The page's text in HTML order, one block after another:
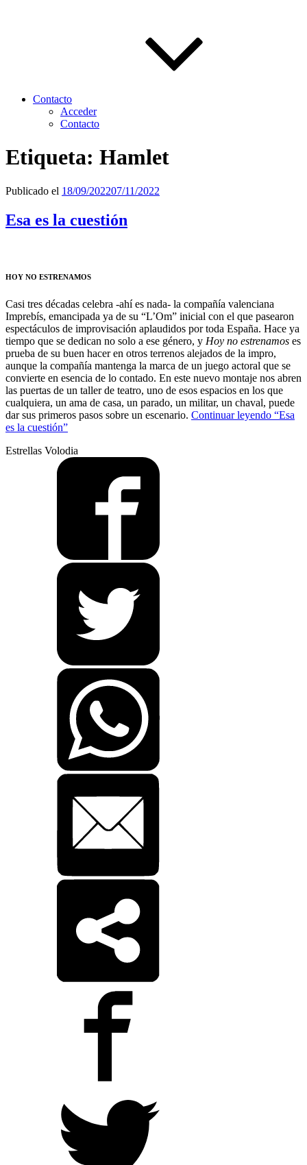
Contacto
Acceder
Contacto
Etiqueta: Hamlet
Publicado el 18/09/202207/11/2022
Esa es la cuestión
HOY NO ESTRENAMOS
Casi tres décadas celebra -ahí es nada- la compañía valenciana
Imprebís, emancipada ya de su “L’Om” inicial con el que pasearon
espectáculos de improvisación aplaudidos por toda España. Hace ya
tiempo que se dedican no solo a ese género, y Hoy no estrenamos es
prueba de su buen hacer en otros terrenos alejados de la impro,
aunque la compañía mantenga la marca de un juego actoral que se
convierte en esencia de lo contado. En este nuevo montaje nos abren
las puertas de un taller de teatro, uno de esos espacios en los que
cualquiera, un ama de casa, un parado, un militar, un chaval, puede
dar sus primeros pasos sobre un escenario. Continuar leyendo “Esa
es la cuestión”
Estrellas Volodia